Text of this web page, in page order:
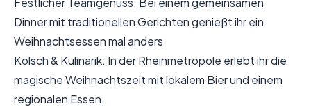
Dinner mit traditionellen Gerichten genießt ihr ein
Weihnachtsessen mal anders
Kölsch & Kulinarik: In der Rheinmetropole erlebt ihr die
magische Weihnachtszeit mit lokalem Bier und einem
regionalen Essen.